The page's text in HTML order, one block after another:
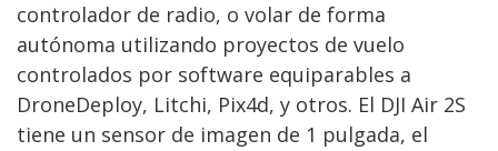
controlador de radio, o volar de forma
autónoma utilizando proyectos de vuelo
controlados por software equiparables a
DroneDeploy, Litchi, Pix4d, y otros. El DJI Air 2S
tiene un sensor de imagen de 1 pulgada, el